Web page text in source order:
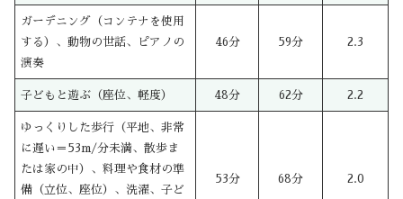
ガーデニング（コンテナを使用
する）、動物の世話、ピアノの
演奏
46分 59分 2.3
子どもと遊ぶ（座位、軽度） 48分 62分 2.2
ゆっくりした歩行（平地、非常
に遅い＝53m/分未満、散歩ま
たは家の中）、料理や食材の準
備（立位、座位）、洗濯、子ど
53分 68分 2.0